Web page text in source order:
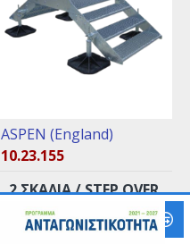
ASPEN (England)
10.23.155
2 ΣΚΑΛΙΆ / STEP OVER
SECTION WELD
ASSEMBLY BBJ